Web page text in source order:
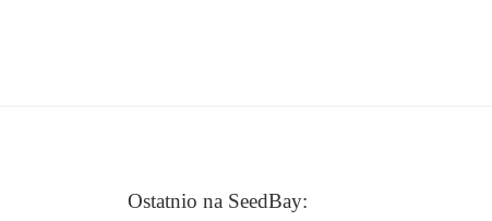
Ostatnio na SeedBay: